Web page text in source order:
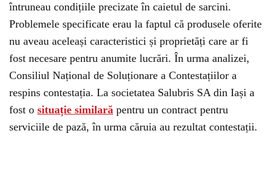
întruneau condițiile precizate în caietul de sarcini.
Problemele specificate erau la faptul că produsele oferite
nu aveau aceleași caracteristici și proprietăți care ar fi
fost necesare pentru anumite lucrări. În urma analizei,
Consiliul Național de Soluționare a Contestațiilor a
respins contestația. La societatea Salubris SA din Iași a
fost o situație similară pentru un contract pentru
serviciile de pază, în urma căruia au rezultat contestații.